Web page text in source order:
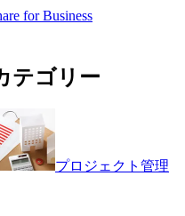
for Business
テゴリー
プロジェクト管理